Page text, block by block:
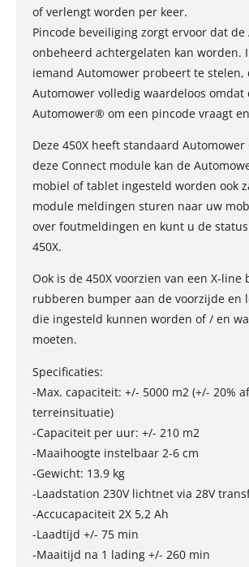
of verlengt worden per keer.
Pincode beveiliging zorgt ervoor dat
onbeheerd achtergelaten kan worden.
iemand Automower probeert te stelen,
Automower volledig waardeloos omdat
Automower® om een pincode vraagt
Deze 450X heeft standaard
deze Connect module kan de
mobiel of tablet ingesteld worden ook
module meldingen sturen naar uw
over foutmeldingen en kunt u de
450X.
Ook is de 450X voorzien van een X-line
rubberen bumper aan de voorzijde en
die ingesteld kunnen worden of / en
moeten.
Specificaties:
-Max. capaciteit: +/- 5000 m2 (+/- 20%
terreinsituatie)
-Capaciteit per uur: +/- 210 m2
-Maaihoogte instelbaar 2-6 cm
-Gewicht: 13.9 kg
-Laadstation 230V lichtnet via 28V
-Accucapaciteit 2X 5,2 Ah
-Laadtijd +/- 75 min
-Maaitijd na 1 lading +/- 260 min